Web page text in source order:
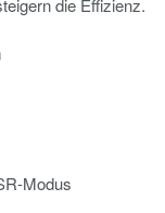
die Effizienz.
Modus